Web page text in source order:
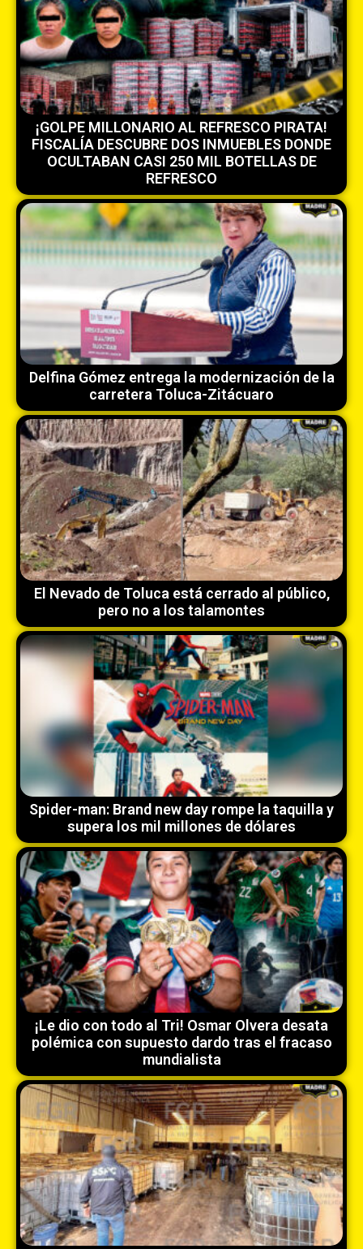
¡GOLPE MILLONARIO AL REFRESCO PIRATA!
FISCALÍA DESCUBRE DOS INMUEBLES DONDE
OCULTABAN CASI 250 MIL BOTELLAS DE
REFRESCO
Delfina Gómez entrega la modernización de la
carretera Toluca-Zitácuaro
El Nevado de Toluca está cerrado al público,
pero no a los talamontes
Spider-man: Brand new day rompe la taquilla y
supera los mil millones de dólares
¡Le dio con todo al Tri! Osmar Olvera desata
polémica con supuesto dardo tras el fracaso
mundialista